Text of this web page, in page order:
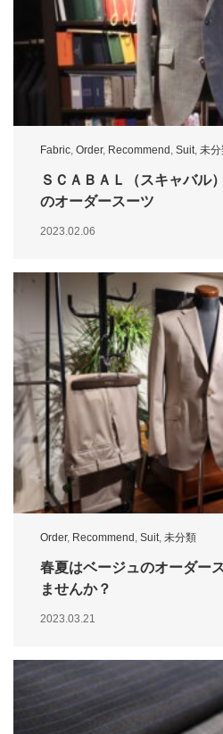
Fabric, Order, Recommend , Suit, 未
ＳＣＡＢＡＬ（スキャバル
のオーダースーツ
2023.02.06
Order, Recommend Suit 未分類
春夏はベージュのオーダー
ませんか？
2023.03.21